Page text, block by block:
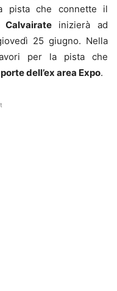
pista che connette il
inizierà ad
25 giugno. Nella
per la pista che
dell’ex area Expo.